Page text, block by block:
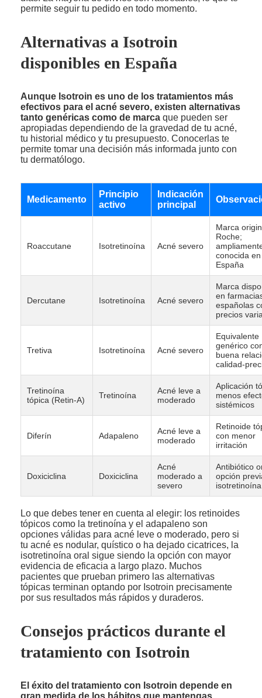
permite seguir tu pedido en todo momento.
Alternativas a Isotroin
disponibles en España
Aunque Isotroin es uno de los tratamientos más
efectivos para el acné severo, existen alternativas
tanto genéricas como de marca que pueden ser
apropiadas dependiendo de la gravedad de tu acné,
tu historial médico y tu presupuesto. Conocerlas te
permite tomar una decisión más informada junto con
tu dermatólogo.
Medicamento
Principio
activo
Indicación
principal
Roaccutane Isotretinoína Acné severo
Marca
Roche;
conocida en
España
Dercutane Isotretinoína Acné severo
Marca
en
españolas
precios
Tretiva Isotretinoína Acné severo
Equivalente
genérico
buena
calidad-
Tretinoína
tópica (Retin-A)
Tretinoína
Acné leve a
moderado
Aplicación
menos
sistémicos
Diferín Adapaleno
Acné leve a
moderado
Retinoide
con menor
irritación
Doxiciclina Doxiciclina
Acné
moderado a
severo
Antibiótico
opción
isotretinoína
Lo que debes tener en cuenta al elegir: los retinoides
tópicos como la tretinoína y el adapaleno son
opciones válidas para acné leve o moderado, pero si
tu acné es nodular, quístico o ha dejado cicatrices, la
isotretinoína oral sigue siendo la opción con mayor
evidencia de eficacia a largo plazo. Muchos
pacientes que prueban primero las alternativas
tópicas terminan optando por Isotroin precisamente
por sus resultados más rápidos y duraderos.
Consejos prácticos durante el
tratamiento con Isotroin
El éxito del tratamiento con Isotroin depende en
gran medida de los hábitos que mantengas